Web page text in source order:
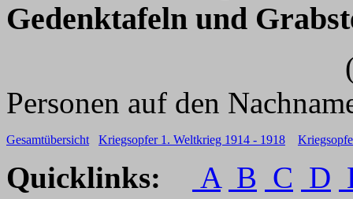
Gedenktafeln und
(Für weitere
Personen auf den
Gesamtübersicht Kriegsopfer 1. Weltkrieg 1914 - 1918
Quicklinks: A B C D